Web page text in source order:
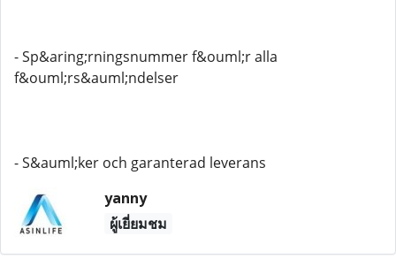
- Sp&aring;rningsnummer f&ouml;r alla
f&ouml;rs&auml;ndelser
- S&auml;ker och garanterad leverans
yanny
ผู้เยี่ยมชม